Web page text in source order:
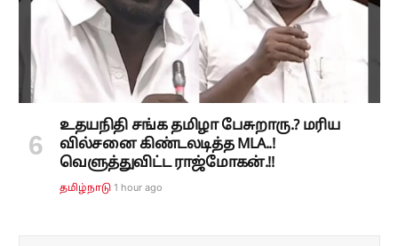
உதயநிதி சங்க தமிழா பேசுறாரு.? மரிய
வில்சனை கிண்டலடித்த MLA..!
வெளுத்துவிட்ட ராஜ்மோகன்.!!
தமிழ்நாடு 1 hour ago